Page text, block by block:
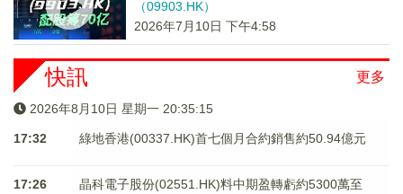
（09903.HK）
2026年7月10日 下午4:58
更多
快訊
2026年8月10日 星期一 20:35:15
17:32 綠地香港(00337.HK)首七個月合約銷售約50.94億元
17:26
晶科電子股份(02551.HK)料中期盈轉虧約5300萬至